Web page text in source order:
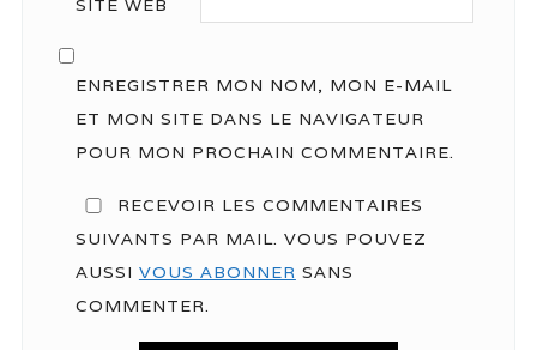
ENREGISTRER MON NOM, MON E-MAIL
ET MON SITE DANS LE NAVIGATEUR
POUR MON PROCHAIN COMMENTAIRE.
RECEVOIR LES COMMENTAIRES
SUIVANTS PAR MAIL. VOUS POUVEZ
AUSSI VOUS ABONNER SANS
COMMENTER.